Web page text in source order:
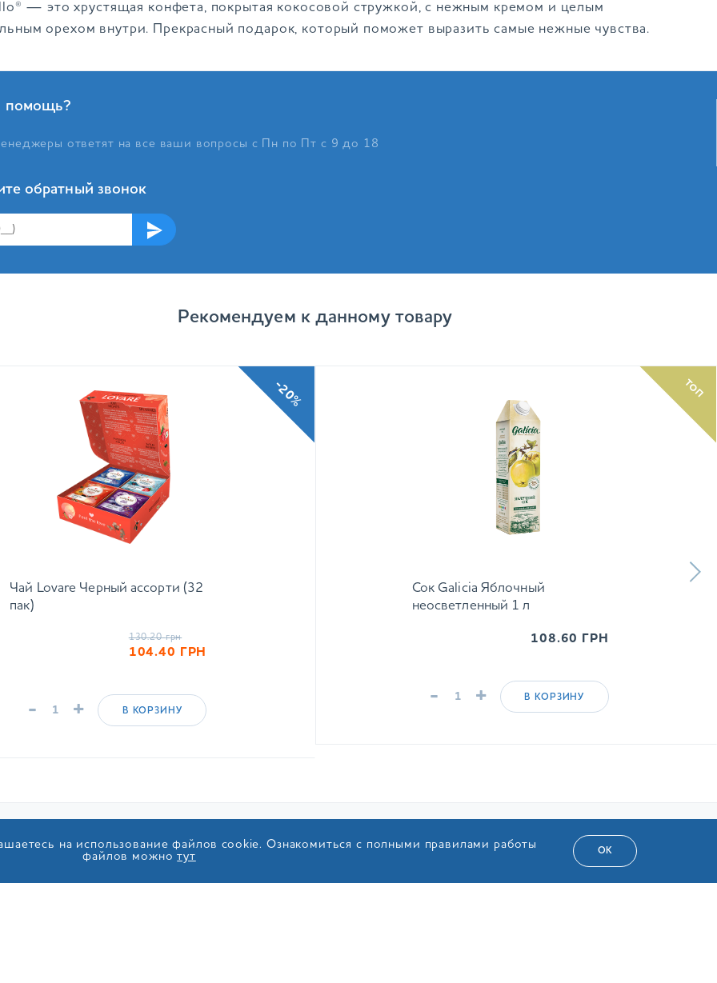
— это хрустящая конфета, покрытая кокосовой стружкой, с нежным кремом и целым
орехом внутри. Прекрасный подарок, который поможет выразить самые нежные чувства.
помощь?
ответят на все ваши вопросы с Пн по Пт с 9 до 18
обратный звонок
Рекомендуем к данному товару
Чай Lovare Черный ассорти (32
пак)
130.20 грн
104.40 ГРН
- + В КОРЗИНУ
-20%
Сок Galicia Яблочный
неосветленный 1 л
108.60 ГРН
- + В КОРЗИНУ
ТОП
88 08
оператора
О КОМПАНИИ
Про нас
ПОКУПАТЕЛЯМ
Доставка
СЕРВИС
Оставить предложения для маркетинга
на использование файлов cookie. Ознакомиться с полными правилами работы
файлов можно тут ОК